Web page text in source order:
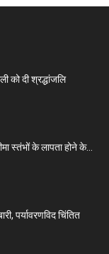
को दी श्रद्धांजलि
स्तंभों के लापता होने के...
पर्यावरणविद चिंतित